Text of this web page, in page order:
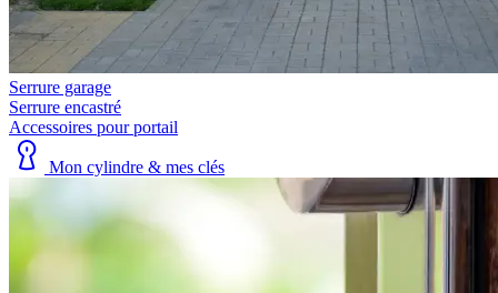
Serrure garage
Serrure encastré
Accessoires pour portail
Mon cylindre & mes clés